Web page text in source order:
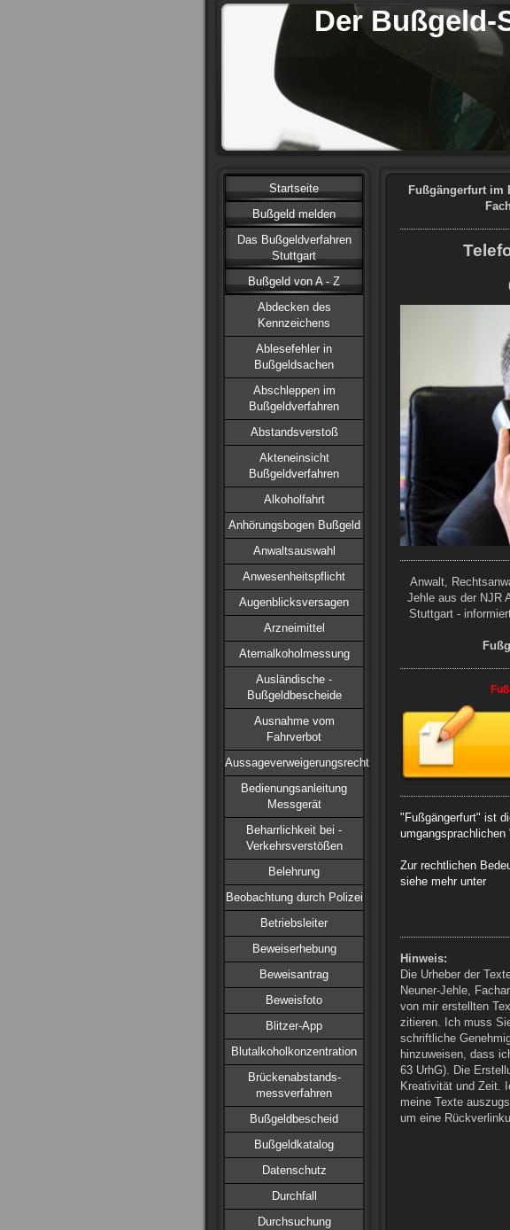
Der Bußgeld-
Startseite
Bußgeld melden
Das Bußgeldverfahren
Stuttgart
Bußgeld von A - Z
Abdecken des
Kennzeichens
Ablesefehler in
Bußgeldsachen
Abschleppen im
Bußgeldverfahren
Abstandsverstoß
Akteneinsicht
Bußgeldverfahren
Alkoholfahrt
Anhörungsbogen Bußgeld
Anwaltsauswahl
Anwesenheitspflicht
Augenblicksversagen
Arzneimittel
Atemalkoholmessung
Ausländische -
Bußgeldbescheide
Ausnahme vom
Fahrverbot
Aussageverweigerungsrecht
Bedienungsanleitung
Messgerät
Beharrlichkeit bei -
Verkehrsverstößen
Belehrung
Beobachtung durch Polizei
Betriebsleiter
Beweiserhebung
Beweisantrag
Beweisfoto
Blitzer-App
Blutalkoholkonzentration
Brückenabstands-
messverfahren
Bußgeldbescheid
Bußgeldkatalog
Datenschutz
Durchfall
Durchsuchung
Fußgängerfurt im
Anwalt,
Jehle aus der NJR
Stuttgart -
"Fußgängerfurt" ist
umgangsprachlichen
Zur rechtlichen
siehe mehr unter
Hinweis:
Die Urheber der
Neuner-Jehle,
von mir erstellten
zitieren. Ich muss
schriftliche
hinzuweisen, dass
63 UrhG). Die
Kreativität und Zeit.
meine Texte
um eine